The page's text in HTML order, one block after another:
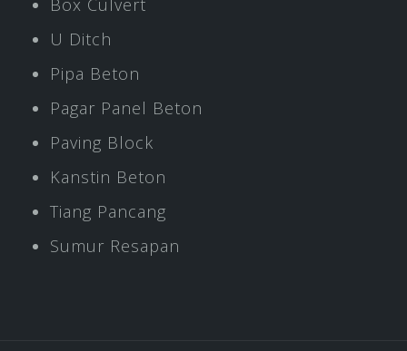
U Ditch
Pipa Beton
Pagar Panel Beton
Paving Block
Kanstin Beton
Tiang Pancang
Sumur Resapan